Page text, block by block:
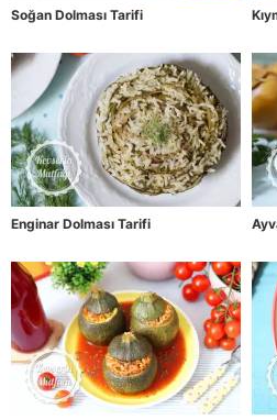
Soğan Dolması Tarifi
Enginar Dolması Tarifi